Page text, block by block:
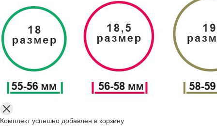
Комплект успешно добавлен в корзину